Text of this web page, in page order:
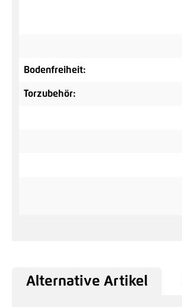
Bodenfreiheit:
Torzubehör:
Alternative Artikel